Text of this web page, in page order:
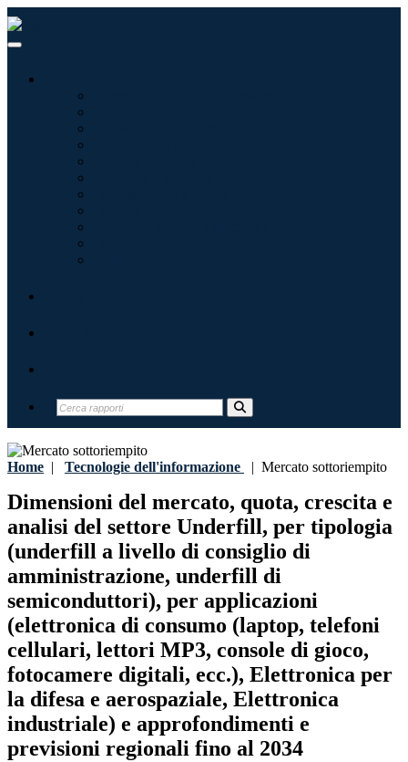
Home | Tecnologie dell'informazione | Mercato sottoriempito
Dimensioni del mercato, quota, crescita e
analisi del settore Underfill, per tipologia
(underfill a livello di consiglio di
amministrazione, underfill di
semiconduttori), per applicazioni
(elettronica di consumo (laptop, telefoni
cellulari, lettori MP3, console di gioco,
fotocamere digitali, ecc.), Elettronica per
la difesa e aerospaziale, Elettronica
industriale) e approfondimenti e
previsioni regionali fino al 2034